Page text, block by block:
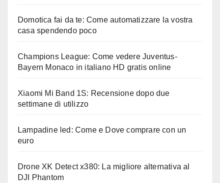
Domotica fai da te: Come automatizzare la vostra
casa spendendo poco
Champions League: Come vedere Juventus-
Bayern Monaco in italiano HD gratis online
Xiaomi Mi Band 1S: Recensione dopo due
settimane di utilizzo
Lampadine led: Come e Dove comprare con un
euro
Drone XK Detect x380: La migliore alternativa al
DJI Phantom